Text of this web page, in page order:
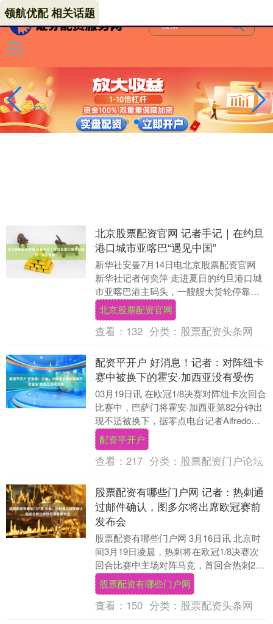
领航优配 相关话题
北京股票配资官网 记者手记｜在约旦
港口城市亚喀巴“遇见中国”
新华社安曼7月14日电北京股票配资官网
新华社记者何奕萍 走进夏日的约旦港口城
市亚喀巴港主码头，一艘艘大货轮停靠岸
边，卸载货物的卡车往来穿梭。码头空地
上，上千辆....
北京股票配资官网
查看： 132 分类： 股票配资头条网
配资平开户 好消息！记者：对阵纽卡
赛中被换下的霍安·加西亚没有受伤
03月19日讯 在欧冠1/8决赛对阵纽卡次回合
比赛中，巴萨门将霍安·加西亚第82分钟出
现不适被换下，据零点电台记者Alfredo
Martínez报道，霍安·加....
配资平开户
查看： 217 分类： 股票配资门户论坛
股票配资有哪些门户网 记者：热刺通
过邮件确认，图多尔将出席欧冠赛前
发布会
股票配资有哪些门户网 3月16日讯 北京时
间3月19日凌晨，热刺将在欧冠1/8决赛次
回合比赛中主场对阵马竞，首回合热刺2-5
落败。 图多尔接手热刺之后未能扭转球....
股票配资有哪些门户网
查看： 150 分类： 股票配资头条网